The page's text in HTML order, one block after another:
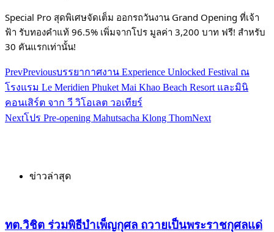
Special Pro สุดพิเศษจัดเต็ม ออกรถวันงาน Grand Opening ที่เจ้า
ฟ้า รับทองคำแท้ 96.5% เพิ่มจากโปร มูลค่า 3,200 บาท ฟรี! สำหรับ
30 คันแรกเท่านั้น!
PrevPreviousบรรยากาศงาน Experience Unlocked Festival ณ
โรงแรม Le Meridien Phuket Mai Khao Beach Resort และมินิ
คอนเสิร์ต จาก วี วิโอเลต วอเทียร์
Nextโปร Pre-opening Mahutsacha Klong ThomNext
ข่าวล่าสุด
ทต.วิชิต ร่วมพิธีบำเพ็ญกุศล ถวายเป็นพระราชกุศลแด่